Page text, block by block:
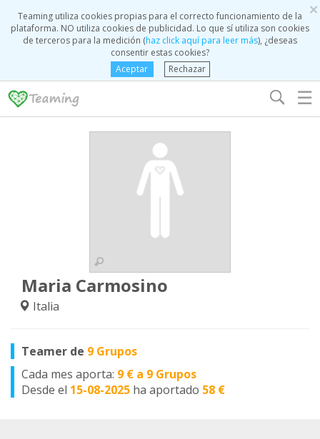
×
Teaming utiliza cookies propias para el correcto funcionamiento de la
plataforma. NO utiliza cookies de publicidad. Lo que sí utiliza son cookies
de terceros para la medición (haz click aquí para leer más), ¿deseas
consentir estas cookies?
Aceptar
Rechazar
☰
Maria Carmosino
Italia
Teamer de 9 Grupos
Cada mes aporta: 9 € a 9 Grupos
Desde el 15-08-2025 ha aportado 58 €